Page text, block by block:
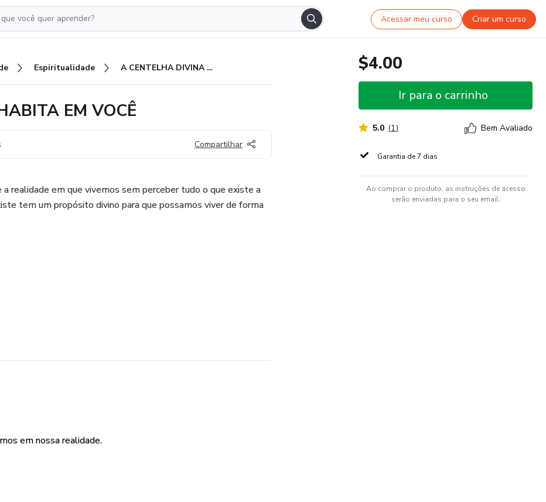
Acessar meu curso Criar um curso
Espiritualidade A CENTELHA DIVINA QUE HABITA EM VOCÊ
EM VOCÊ
Compartilhar
realidade em que vivemos sem perceber tudo o que existe a
tem um propósito divino para que possamos viver de forma
em nossa realidade.
$4.00
Ir para o carrinho
5.0 (1) Bem Avaliado
Garantia de 7 dias
Ao comprar o produto, as instruções de acesso
serão enviadas para o seu email.